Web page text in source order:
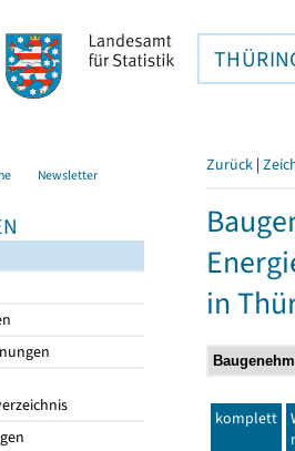
Newsletter Zurück |
in
komplett